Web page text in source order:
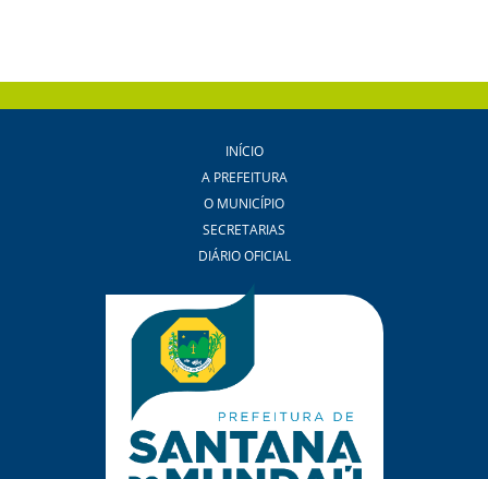
INÍCIO
A PREFEITURA
O MUNICÍPIO
SECRETARIAS
DIÁRIO OFICIAL